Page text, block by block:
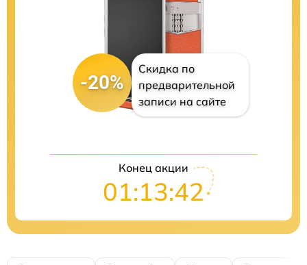
-20%
Скидка по
предварительной
записи на сайте
Конец акции
01:13:41